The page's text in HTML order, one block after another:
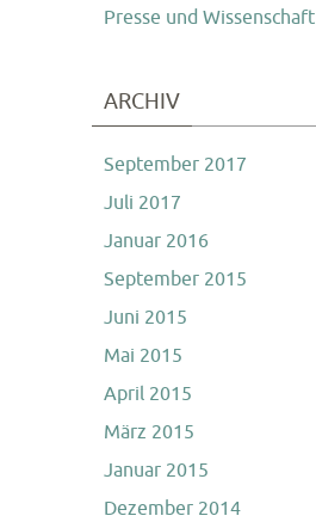
Presse und Wissenschaft
ARCHIV
September 2017
Juli 2017
Januar 2016
September 2015
Juni 2015
Mai 2015
April 2015
März 2015
Januar 2015
Dezember 2014